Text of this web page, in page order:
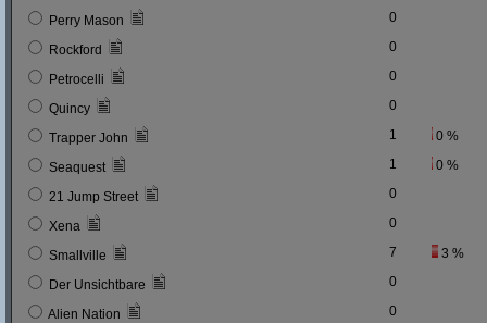
Perry Mason 0
Rockford 0
Petrocelli 0
Quincy 0
Trapper John 1 0 %
Seaquest 1 0 %
21 Jump Street 0
Xena 0
Smallville 7 3 %
Der Unsichtbare 0
Alien Nation 0